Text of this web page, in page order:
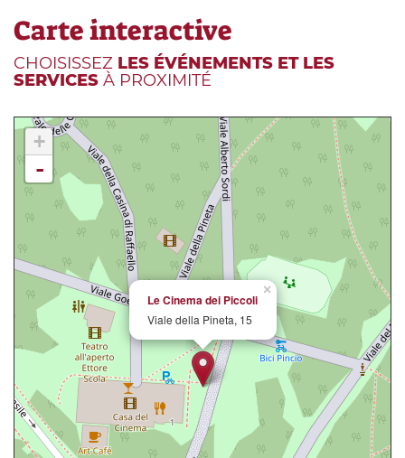
Carte interactive
CHOISISSEZ LES ÉVÉNEMENTS ET LES
SERVICES À PROXIMITÉ
×
Le Cinema dei Piccoli
Viale della Pineta, 15
+
-